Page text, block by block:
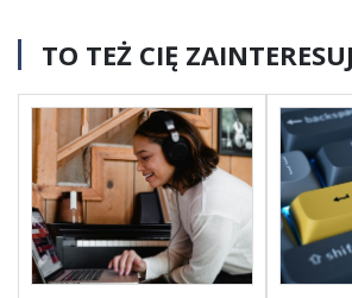
TO TEŻ CIĘ